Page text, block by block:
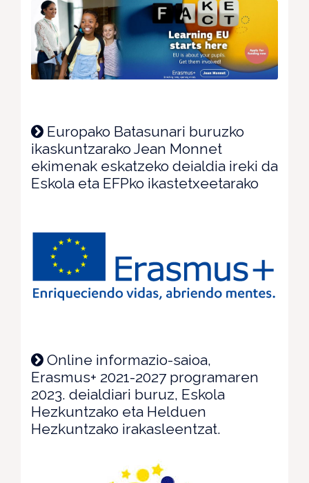
Europako Batasunari buruzko
ikaskuntzarako Jean Monnet
ekimenak eskatzeko deialdia ireki da
Eskola eta EFPko ikastetxeetarako
Online informazio-saioa,
Erasmus+ 2021-2027 programaren
2023. deialdiari buruz, Eskola
Hezkuntzako eta Helduen
Hezkuntzako irakasleentzat.